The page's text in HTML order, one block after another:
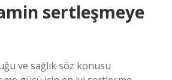
sertleşmeye
ve sağlık söz konusu